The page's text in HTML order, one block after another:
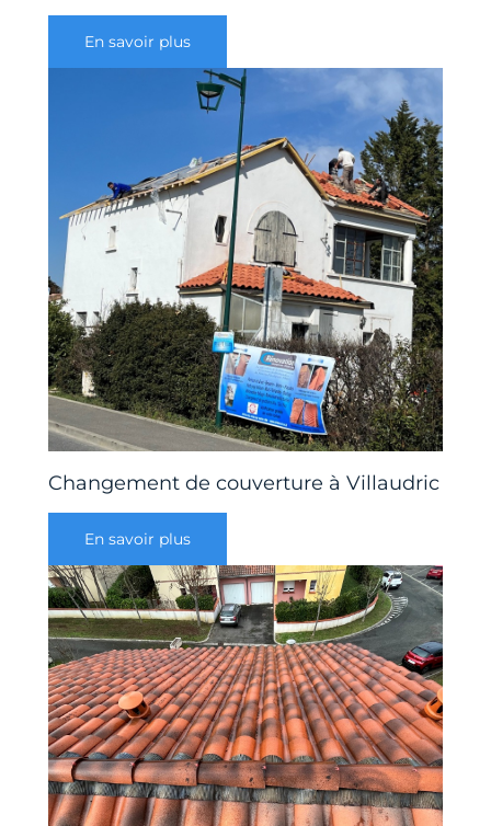
En savoir plus
Changement de couverture à Villaudric
En savoir plus